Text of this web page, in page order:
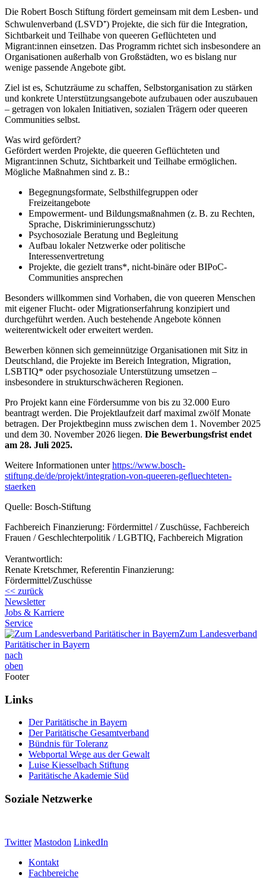
Die Robert Bosch Stiftung fördert gemeinsam mit dem Lesben- und
Schwulenverband (LSVD⁺) Projekte, die sich für die Integration,
Sichtbarkeit und Teilhabe von queeren Geflüchteten und
Migrant:innen einsetzen. Das Programm richtet sich insbesondere an
Organisationen außerhalb von Großstädten, wo es bislang nur
wenige passende Angebote gibt.
Ziel ist es, Schutzräume zu schaffen, Selbstorganisation zu stärken
und konkrete Unterstützungsangebote aufzubauen oder auszubauen
– getragen von lokalen Initiativen, sozialen Trägern oder queeren
Communities selbst.
Was wird gefördert?
Gefördert werden Projekte, die queeren Geflüchteten und
Migrant:innen Schutz, Sichtbarkeit und Teilhabe ermöglichen.
Mögliche Maßnahmen sind z. B.:
Begegnungsformate, Selbsthilfegruppen oder
Freizeitangebote
Empowerment- und Bildungsmaßnahmen (z. B. zu Rechten,
Sprache, Diskriminierungsschutz)
Psychosoziale Beratung und Begleitung
Aufbau lokaler Netzwerke oder politische
Interessenvertretung
Projekte, die gezielt trans*, nicht-binäre oder BIPoC-
Communities ansprechen
Besonders willkommen sind Vorhaben, die von queeren Menschen
mit eigener Flucht- oder Migrationserfahrung konzipiert und
durchgeführt werden. Auch bestehende Angebote können
weiterentwickelt oder erweitert werden.
Bewerben können sich gemeinnützige Organisationen mit Sitz in
Deutschland, die Projekte im Bereich Integration, Migration,
LSBTIQ* oder psychosoziale Unterstützung umsetzen –
insbesondere in strukturschwächeren Regionen.
Pro Projekt kann eine Fördersumme von bis zu 32.000 Euro
beantragt werden. Die Projektlaufzeit darf maximal zwölf Monate
betragen. Der Projektbeginn muss zwischen dem 1. November 2025
und dem 30. November 2026 liegen. Die Bewerbungsfrist endet
am 28. Juli 2025.
Weitere Informationen unterhttps://www.bosch-
stiftung.de/de/projekt/integration-von-queeren-gefluechteten-
staerken
Quelle: Bosch-Stiftung
Fachbereich Finanzierung: Fördermittel / Zuschüsse, Fachbereich
Frauen / Geschlechterpolitik / LGBTIQ, Fachbereich Migration
Verantwortlich:
Renate Kretschmer, Referentin Finanzierung:
Fördermittel/Zuschüsse
<< zurück
Newsletter
Jobs & Karriere
Service
Zum Landesverband
Paritätischer in Bayern
nach
oben
Footer
Links
Der Paritätische in Bayern
Der Paritätische Gesamtverband
Bündnis für Toleranz
Webportal Wege aus der Gewalt
Luise Kiesselbach Stiftung
Paritätische Akademie Süd
Soziale Netzwerke
Twitter Mastodon LinkedIn
Kontakt
Fachbereiche